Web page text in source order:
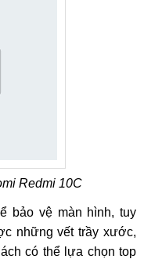
Redmi 10C
bảo vệ màn hình, tuy
những vết trầy xước,
có thể lựa chọn top